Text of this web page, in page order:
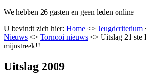
We hebben 26 gasten en geen leden online
U bevindt zich hier: Home <> Jeugdcriterium
Nieuws <> Tornooi nieuws <> Uitslag 21 ste
mijnstreek!!
Uitslag 2009